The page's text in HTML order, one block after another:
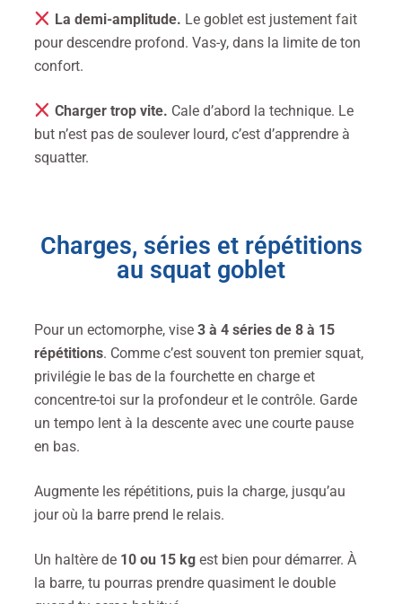
La demi-amplitude. Le goblet est justement fait
pour descendre profond. Vas-y, dans la limite de ton
confort.
Charger trop vite. Cale d’abord la technique. Le
but n’est pas de soulever lourd, c’est d’apprendre à
squatter.
Charges, séries et répétitions
au squat goblet
Pour un ectomorphe, vise 3 à 4 séries de 8 à 15
répétitions. Comme c’est souvent ton premier squat,
privilégie le bas de la fourchette en charge et
concentre-toi sur la profondeur et le contrôle. Garde
un tempo lent à la descente avec une courte pause
en bas.
Augmente les répétitions, puis la charge, jusqu’au
jour où la barre prend le relais.
Un haltère de 10 ou 15 kg est bien pour démarrer. À
la barre, tu pourras prendre quasiment le double